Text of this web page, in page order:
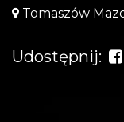
Tomaszów
Udostępnij: